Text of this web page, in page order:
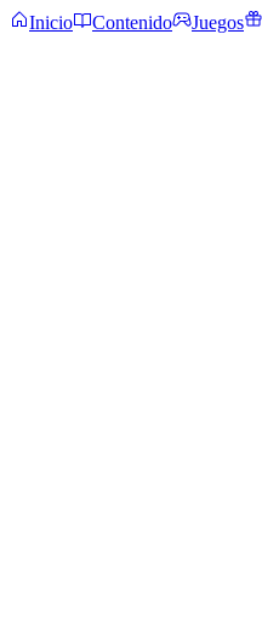
Inicio Contenido Juegos